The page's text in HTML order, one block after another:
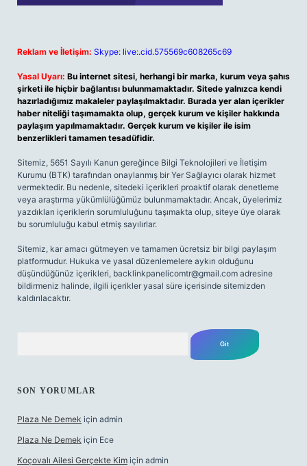
Reklam ve İletişim: Skype: live:.cid.575569c608265c69
Yasal Uyarı: Bu internet sitesi, herhangi bir marka, kurum veya şahıs
şirketi ile hiçbir bağlantısı bulunmamaktadır. Sitede yalnızca kendi
hazırladığımız makaleler paylaşılmaktadır. Burada yer alan içerikler
haber niteliği taşımamakta olup, gerçek kurum ve kişiler hakkında
paylaşım yapılmamaktadır. Gerçek kurum ve kişiler ile isim
benzerlikleri tamamen tesadüfidir.
Sitemiz, 5651 Sayılı Kanun gereğince Bilgi Teknolojileri ve İletişim
Kurumu (BTK) tarafından onaylanmış bir Yer Sağlayıcı olarak hizmet
vermektedir. Bu nedenle, sitedeki içerikleri proaktif olarak denetleme
veya araştırma yükümlülüğümüz bulunmamaktadır. Ancak, üyelerimiz
yazdıkları içeriklerin sorumluluğunu taşımakta olup, siteye üye olarak
bu sorumluluğu kabul etmiş sayılırlar.
Sitemiz, kar amacı gütmeyen ve tamamen ücretsiz bir bilgi paylaşım
platformudur. Hukuka ve yasal düzenlemelere aykırı olduğunu
düşündüğünüz içerikleri, backlinkpanelicomtr@gmail.com adresine
bildirmeniz halinde, ilgili içerikler yasal süre içerisinde sitemizden
kaldırılacaktır.
SON YORUMLAR
Plaza Ne Demek için admin
Plaza Ne Demek için Ece
Koçovalı Ailesi Gerçekte Kim için admin